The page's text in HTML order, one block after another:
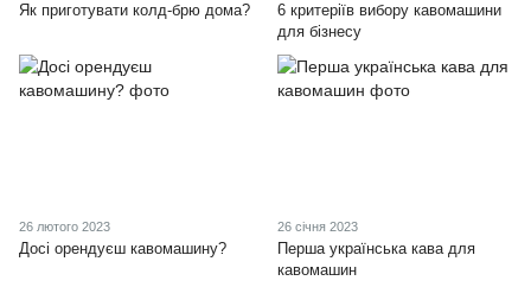
Як приготувати колд-брю дома?
6 критеріїв вибору кавомашини
для бізнесу
26 лютого 2023
Досі орендуєш кавомашину?
26 січня 2023
Перша українська кава для
кавомашин